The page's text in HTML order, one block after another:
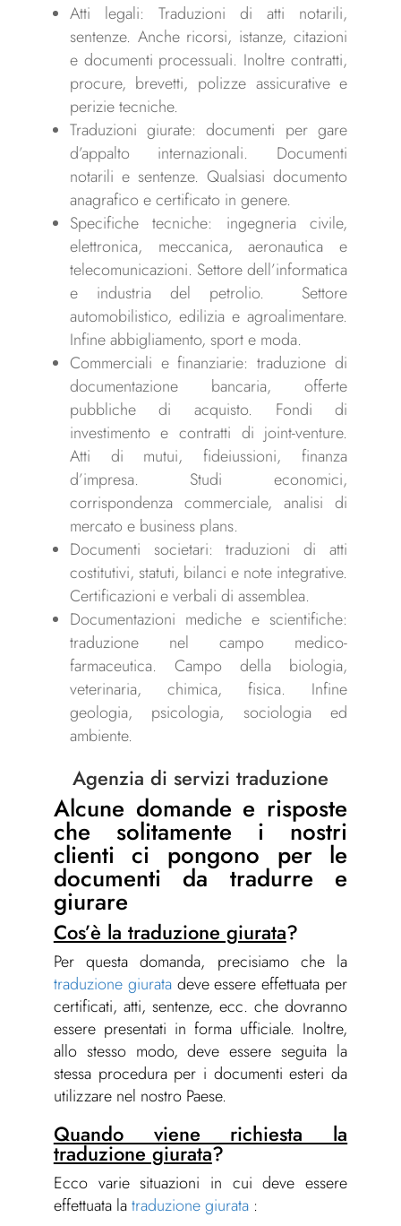
Atti legali: Traduzioni di atti notarili,
sentenze. Anche ricorsi, istanze, citazioni
e documenti processuali. Inoltre contratti,
procure, brevetti, polizze assicurative e
perizie tecniche.
Traduzioni giurate: documenti per gare
d’appalto internazionali. Documenti
notarili e sentenze. Qualsiasi documento
anagrafico e certificato in genere.
Specifiche tecniche: ingegneria civile,
elettronica, meccanica, aeronautica e
telecomunicazioni. Settore dell’informatica
e industria del petrolio. Settore
automobilistico, edilizia e agroalimentare.
Infine abbigliamento, sport e moda.
Commerciali e finanziarie: traduzione di
documentazione bancaria, offerte
pubbliche di acquisto. Fondi di
investimento e contratti di joint-venture.
Atti di mutui, fideiussioni, finanza
d’impresa. Studi economici,
corrispondenza commerciale, analisi di
mercato e business plans.
Documenti societari: traduzioni di atti
costitutivi, statuti, bilanci e note integrative.
Certificazioni e verbali di assemblea.
Documentazioni mediche e scientifiche:
traduzione nel campo medico-
farmaceutica. Campo della biologia,
veterinaria, chimica, fisica. Infine
geologia, psicologia, sociologia ed
ambiente.
Agenzia di servizi traduzione
Alcune domande e risposte
che solitamente i nostri
clienti ci pongono per le
documenti da tradurre e
giurare
Cos’è la traduzione giurata?
Per questa domanda, precisiamo che la
traduzione giuratadeve essere effettuata per
certificati, atti, sentenze, ecc. che dovranno
essere presentati in forma ufficiale. Inoltre,
allo stesso modo, deve essere seguita la
stessa procedura per i documenti esteri da
utilizzare nel nostro Paese.
Quando viene richiesta la
traduzione giurata?
Ecco varie situazioni in cui deve essere
effettuata latraduzione giurata: